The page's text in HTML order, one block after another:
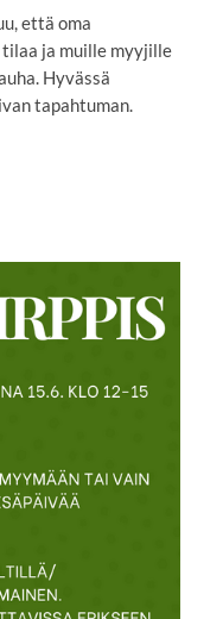
että oma
ja muille myyjille
Hyvässä
tapahtuman.